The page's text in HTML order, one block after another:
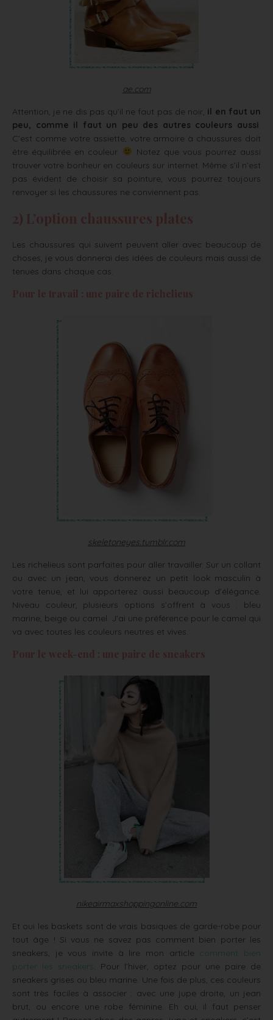
ae.com
Attention, je ne dis pas qu’il ne faut pas de noir, il en faut un
peu, comme il faut un peu des autres couleurs aussi
C’est comme votre assiette, votre armoire à chaussures doit
être équilibrée en couleur.
Notez que vous pourrez aussi
trouver votre bonheur en couleurs sur internet. Même s’il n’est
pas évident de choisir sa pointure, vous pourrez toujours
renvoyer si les chaussures ne conviennent pas.
Les chaussures qui suivent peuvent aller avec beaucoup de
choses, je vous donnerai des idées de couleurs mais aussi de
tenues dans chaque cas.
skeletoneyes.tumblr.com
Les richelieus sont parfaites pour aller travailler. Sur un collant
ou avec un jean, vous donnerez un petit look masculin à
votre tenue, et lui apporterez aussi beaucoup d’élégance.
Niveau couleur, plusieurs options s’offrent à vous : bleu
marine, beige ou camel. J’ai une préférence pour le camel qui
va avec toutes les couleurs neutres et vives.
nikeairmaxshoppingonline.com
Et oui les baskets sont de vrais basiques de garde-robe pour
tout âge ! Si vous ne savez pas comment bien porter les
sneakers, je vous invite à lire mon article comment bien
porter les sneakers . Pour l’hiver, optez pour une paire de
sneakers grises ou bleu marine. Une fois de plus, ces couleurs
sont très faciles à associer : avec une jupe droite, un jean
brut, ou encore une robe féminine. Eh oui, il faut penser